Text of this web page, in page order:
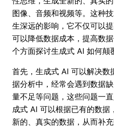
图像、音频和视频等。这种
生深远的影响，它不仅可以
可以降低数据成本，提高数
个方面探讨生成式 AI 如何颠
首先，生成式 AI 可以解决数
据分析中，经常会遇到数据
量不足等问题，这些问题一
成式 AI 可以根据已有的数据
新的、真实的数据，从而补